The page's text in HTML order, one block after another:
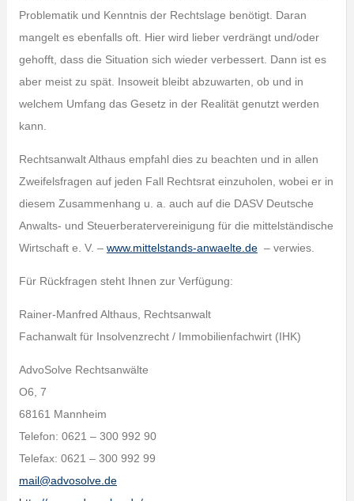
Problematik und Kenntnis der Rechtslage benötigt. Daran
mangelt es ebenfalls oft. Hier wird lieber verdrängt und/oder
gehofft, dass die Situation sich wieder verbessert. Dann ist es
aber meist zu spät. Insoweit bleibt abzuwarten, ob und in
welchem Umfang das Gesetz in der Realität genutzt werden
kann.
Rechtsanwalt Althaus empfahl dies zu beachten und in allen
Zweifelsfragen auf jeden Fall Rechtsrat einzuholen, wobei er in
diesem Zusammenhang u. a. auch auf die DASV Deutsche
Anwalts- und Steuerberatervereinigung für die mittelständische
Wirtschaft e. V. – www.mittelstands-anwaelte.de– verwies.
Für Rückfragen steht Ihnen zur Verfügung:
Rainer-Manfred Althaus, Rechtsanwalt
Fachanwalt für Insolvenzrecht / Immobilienfachwirt (IHK)
AdvoSolve Rechtsanwälte
O6, 7
68161 Mannheim
Telefon: 0621 – 300 992 90
Telefax: 0621 – 300 992 99
mail@advosolve.de